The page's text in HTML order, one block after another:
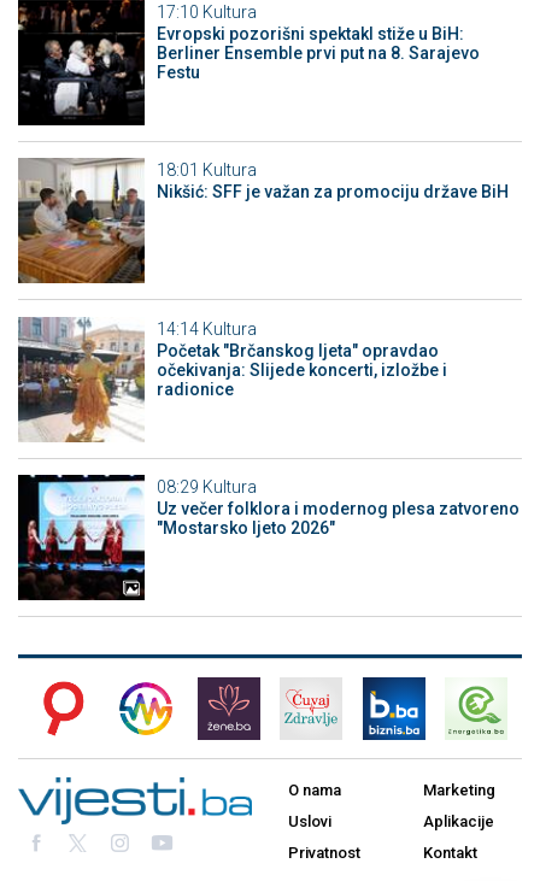
17:10 Kultura
Evropski pozorišni spektakl stiže u BiH:
Berliner Ensemble prvi put na 8. Sarajevo
Festu
18:01 Kultura
Nikšić: SFF je važan za promociju države BiH
14:14 Kultura
Početak "Brčanskog ljeta" opravdao
očekivanja: Slijede koncerti, izložbe i
radionice
08:29 Kultura
Uz večer folklora i modernog plesa zatvoreno
"Mostarsko ljeto 2026"
O nama
Uslovi
Privatnost
Marketing
Aplikacije
Kontakt